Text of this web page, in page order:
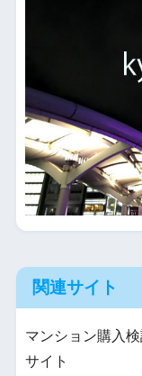
関連サイト
マンション購入
サイト